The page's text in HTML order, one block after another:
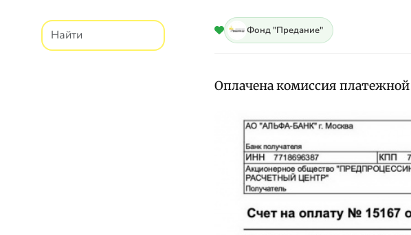
Фонд "Предание"
Оплачена комиссия